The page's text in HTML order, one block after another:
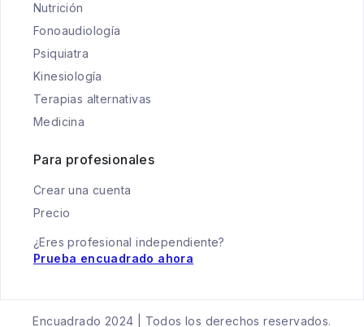
Nutrición
Fonoaudiología
Psiquiatra
Kinesiología
Terapias alternativas
Medicina
Para profesionales
Crear una cuenta
Precio
¿Eres profesional independiente?
Prueba encuadrado ahora
Encuadrado 2024 | Todos los derechos reservados.